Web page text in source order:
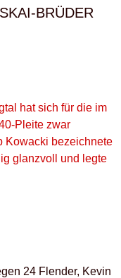
BRÜDER
hat sich für die im
Pleite zwar
Kowacki bezeichnete
glanzvoll und legte
24 Flender, Kevin